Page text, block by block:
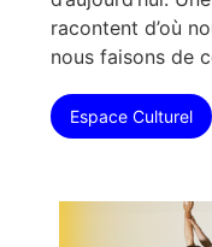
racontent d’où
nous faisons de
Espace Culturel